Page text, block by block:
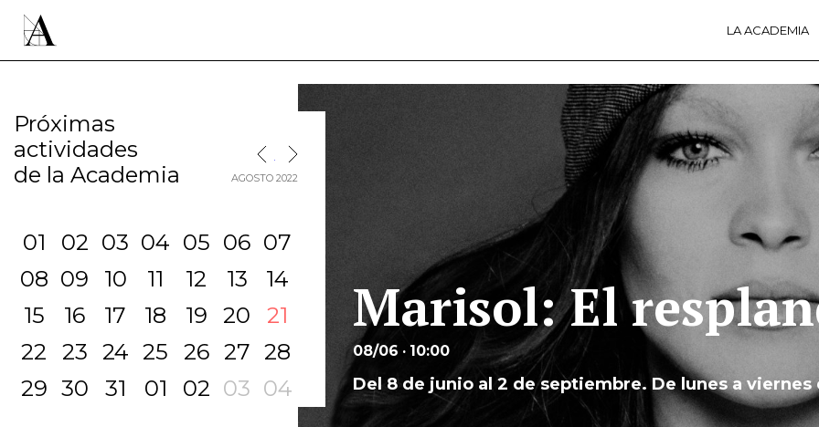
LA ACADEMIA
Próximas
actividades
de la Academia
MES ANTERIOR
MES SIGUIENTE
AGOSTO 2022
01 02 03 04 05 06 07
08 09 10 11 12 13
14
15
16 17 18 19 20
21
22
23 24 25 26 27 28
29 30 31 01 02 03 04
Marisol: El
08/06 · 10:00
Del 8 de junio al 2 de septiembre. De lunes a viernes
LA